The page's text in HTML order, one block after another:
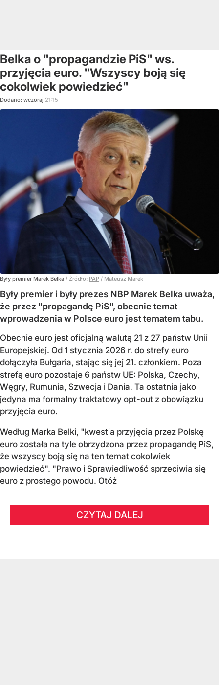
Belka o "propagandzie PiS" ws.
przyjęcia euro. "Wszyscy boją się
cokolwiek powiedzieć"
Dodano: wczoraj 21:15
Były premier Marek Belka / Źródło: PAP / Mateusz Marek
Były premier i były prezes NBP Marek Belka uważa,
że przez "propagandę PiS", obecnie temat
wprowadzenia w Polsce euro jest tematem tabu.
Obecnie euro jest oficjalną walutą 21 z 27 państw Unii
Europejskiej. Od 1 stycznia 2026 r. do strefy euro
dołączyła Bułgaria, stając się jej 21. członkiem. Poza
strefą euro pozostaje 6 państw UE: Polska, Czechy,
Węgry, Rumunia, Szwecja i Dania. Ta ostatnia jako
jedyna ma formalny traktatowy opt-out z obowiązku
przyjęcia euro.
Według Marka Belki, "kwestia przyjęcia przez Polskę
euro została na tyle obrzydzona przez propagandę PiS,
że wszyscy boją się na ten temat cokolwiek
powiedzieć". "Prawo i Sprawiedliwość sprzeciwia się
euro z prostego powodu. Otóż
CZYTAJ DALEJ